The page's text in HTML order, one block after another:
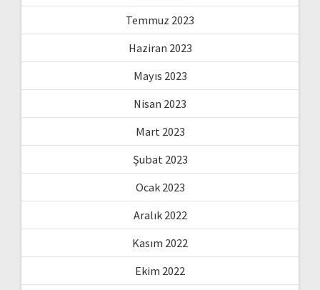
Temmuz 2023
Haziran 2023
Mayıs 2023
Nisan 2023
Mart 2023
Şubat 2023
Ocak 2023
Aralık 2022
Kasım 2022
Ekim 2022